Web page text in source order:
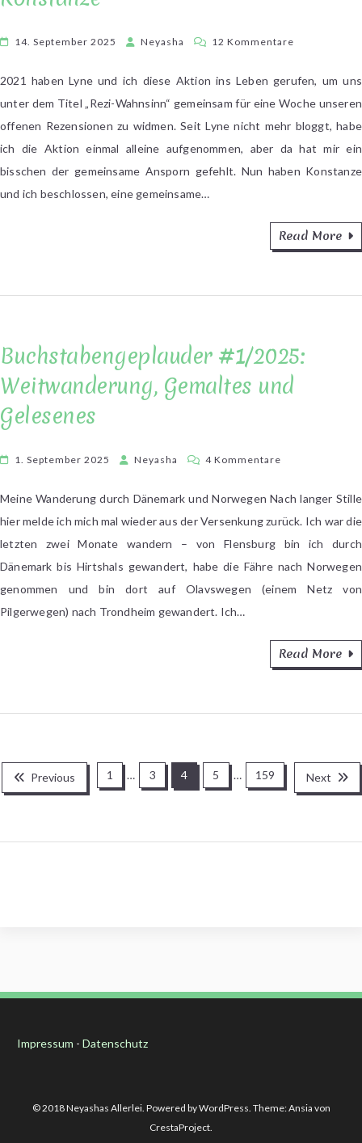
14. September 2025 Neyasha 12 Kommentare
Wochen
Konstanze
2021 haben Lyne und ich diese Aktion ins Leben gerufen, um uns
unter dem Titel „Rezi-Wahnsinn“ gemeinsam für eine Woche unseren
offenen Rezensionen zu widmen. Seit Lyne nicht mehr bloggt, habe
ich die Aktion einmal alleine aufgenommen, aber da hat mir ein
bisschen der gemeinsame Ansporn gefehlt. Nun haben Konstanze
und ich beschlossen, eine gemeinsame…
Read More
Buchstabengeplauder #1/2025:
Weitwanderung, Gemaltes und
Gelesenes
1. September 2025 Neyasha 4 Kommentare
#1/2025:
Gelesenes
Meine Wanderung durch Dänemark und Norwegen Nach langer Stille
hier melde ich mich mal wieder aus der Versenkung zurück. Ich war die
letzten zwei Monate wandern – von Flensburg bin ich durch
Dänemark bis Hirtshals gewandert, habe die Fähre nach Norwegen
genommen und bin dort auf Olavswegen (einem Netz von
Pilgerwegen) nach Trondheim gewandert. Ich…
Read More
Seitennummerierung
Beiträge
Previous 1 … 3 4 5 … 159 Next
Impressum - Datenschutz
© 2018 Neyashas Allerlei. Powered by WordPress. Theme: Ansia von
CrestaProject.